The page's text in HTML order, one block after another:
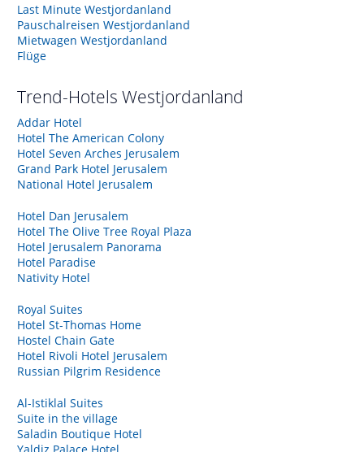
Last Minute Westjordanland
Pauschalreisen Westjordanland
Mietwagen Westjordanland
Flüge
Trend-Hotels Westjordanland
Addar Hotel
Hotel The American Colony
Hotel Seven Arches Jerusalem
Grand Park Hotel Jerusalem
National Hotel Jerusalem
Hotel Dan Jerusalem
Hotel The Olive Tree Royal Plaza
Hotel Jerusalem Panorama
Hotel Paradise
Nativity Hotel
Royal Suites
Hotel St-Thomas Home
Hostel Chain Gate
Hotel Rivoli Hotel Jerusalem
Russian Pilgrim Residence
Al-Istiklal Suites
Suite in the village
Saladin Boutique Hotel